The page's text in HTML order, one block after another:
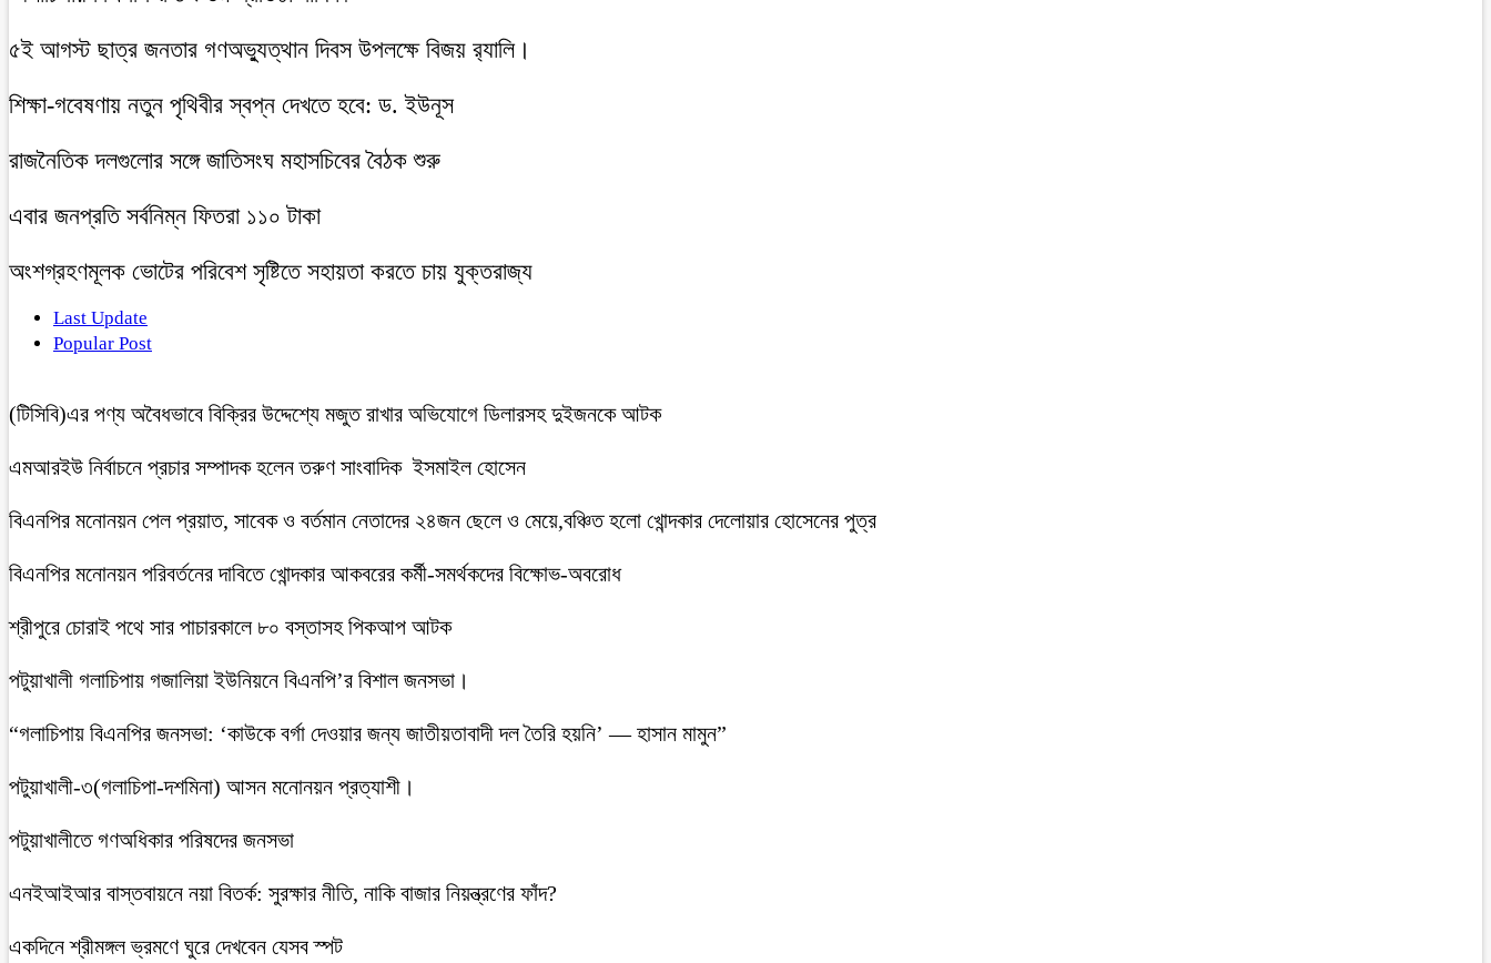
৫ই আগস্ট ছাত্র জনতার গণঅভ্যুত্থান দিবস উপলক্ষে বিজয় র‍্যালি।
শিক্ষা-গবেষণায় নতুন পৃথিবীর স্বপ্ন দেখতে হবে: ড. ইউনূস
রাজনৈতিক দলগুলোর সঙ্গে জাতিসংঘ মহাসচিবের বৈঠক শুরু
এবার জনপ্রতি সর্বনিম্ন ফিতরা ১১০ টাকা
অংশগ্রহণমূলক ভোটের পরিবেশ সৃষ্টিতে সহায়তা করতে চায় যুক্তরাজ্য
Last Update
Popular Post
(টিসিবি)এর পণ্য অবৈধভাবে বিক্রির উদ্দেশ্যে মজুত রাখার অভিযোগে ডিলারসহ দুইজনকে আটক
এমআরইউ নির্বাচনে প্রচার সম্পাদক হলেন তরুণ সাংবাদিক ইসমাইল হোসেন
বিএনপির মনোনয়ন পেল প্রয়াত, সাবেক ও বর্তমান নেতাদের ২৪জন ছেলে ও মেয়ে,বঞ্চিত হলো খোন্দকার দেলোয়ার হোসেনের পুত্র
বিএনপির মনোনয়ন পরিবর্তনের দাবিতে খোন্দকার আকবরের কর্মী-সমর্থকদের বিক্ষোভ-অবরোধ
শ্রীপুরে চোরাই পথে সার পাচারকালে ৮০ বস্তাসহ পিকআপ আটক
‎পটুয়াখালী গলাচিপায় গজালিয়া ইউনিয়নে বিএনপি’র বিশাল জনসভা।
“গলাচিপায় বিএনপির জনসভা: ‘কাউকে বর্গা দেওয়ার জন্য জাতীয়তাবাদী দল তৈরি হয়নি’ — হাসান মামুন”
পটুয়াখালী-৩(গলাচিপা-দশমিনা) আসন মনোনয়ন প্রত্যাশী।
পটুয়াখালীতে গণঅধিকার পরিষদের জনসভা
এনইআইআর বাস্তবায়নে নয়া বিতর্ক: সুরক্ষার নীতি, নাকি বাজার নিয়ন্ত্রণের ফাঁদ?
একদিনে শ্রীমঙ্গল ভ্রমণে ঘুরে দেখবেন যেসব স্পট